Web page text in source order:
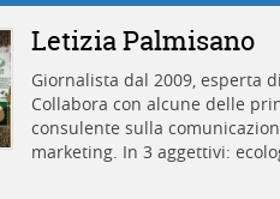
Letizia Palmisano
Giornalista dal 2009, esperta
Collabora con alcune delle
consulente sulla
marketing. In 3 aggettivi: